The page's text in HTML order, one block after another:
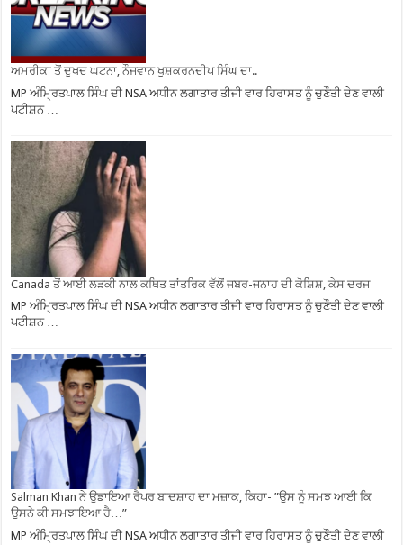
ਅਮਰੀਕਾ ਤੋਂ ਦੁਖਦ ਘਟਨਾ, ਨੌਜਵਾਨ ਖੁਸ਼ਕਰਨਦੀਪ ਸਿੰਘ ਦਾ..
MP ਅੰਮ੍ਰਿਤਪਾਲ ਸਿੰਘ ਦੀ NSA ਅਧੀਨ ਲਗਾਤਾਰ ਤੀਜੀ ਵਾਰ ਹਿਰਾਸਤ ਨੂੰ ਚੁਣੌਤੀ ਦੇਣ ਵਾਲੀ
ਪਟੀਸ਼ਨ …
Canada ਤੋਂ ਆਈ ਲੜਕੀ ਨਾਲ ਕਥਿਤ ਤਾਂਤਰਿਕ ਵੱਲੋਂ ਜਬਰ-ਜਨਾਹ ਦੀ ਕੋਸ਼ਿਸ਼, ਕੇਸ ਦਰਜ
MP ਅੰਮ੍ਰਿਤਪਾਲ ਸਿੰਘ ਦੀ NSA ਅਧੀਨ ਲਗਾਤਾਰ ਤੀਜੀ ਵਾਰ ਹਿਰਾਸਤ ਨੂੰ ਚੁਣੌਤੀ ਦੇਣ ਵਾਲੀ
ਪਟੀਸ਼ਨ …
Salman Khan ਨੇ ਉਡਾਇਆ ਰੈਪਰ ਬਾਦਸ਼ਾਹ ਦਾ ਮਜ਼ਾਕ, ਕਿਹਾ- ”ਉਸ ਨੂੰ ਸਮਝ ਆਈ ਕਿ
ਉਸਨੇ ਕੀ ਸਮਝਾਇਆ ਹੈ…”
MP ਅੰਮ੍ਰਿਤਪਾਲ ਸਿੰਘ ਦੀ NSA ਅਧੀਨ ਲਗਾਤਾਰ ਤੀਜੀ ਵਾਰ ਹਿਰਾਸਤ ਨੂੰ ਚੁਣੌਤੀ ਦੇਣ ਵਾਲੀ